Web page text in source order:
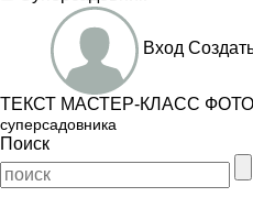
Вход
ТЕКСТ МАСТЕР-КЛАСС
суперсадовника
Поиск